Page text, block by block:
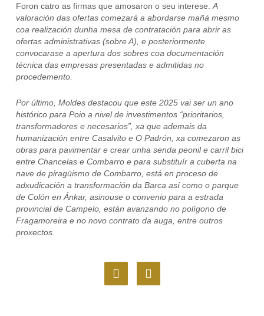
Foron catro as firmas que amosaron o seu interese.A
valoración das ofertas comezará a abordarse mañá mesmo
coa realización dunha mesa de contratación para abrir as
ofertas administrativas (sobre A), e posteriormente
convocarase a apertura dos sobres coa documentación
técnica das empresas presentadas e admitidas no
procedemento.
Por último, Moldes destacou que este 2025 vai ser un ano
histórico para Poio a nivel de investimentos “prioritarios,
transformadores e necesarios”, xa que ademais da
humanización entre Casalvito e O Padrón, xa comezaron as
obras para pavimentar e crear unha senda peonil e carril bici
entre Chancelas e Combarro e para substituír a cuberta na
nave de piragüismo de Combarro, está en proceso de
adxudicación a transformación da Barca así como o parque
de Colón en Ánkar, asinouse o convenio para a estrada
provincial de Campelo, están avanzando no polígono de
Fragamoreira e no novo contrato da auga, entre outros
proxectos.
F
a
I
n